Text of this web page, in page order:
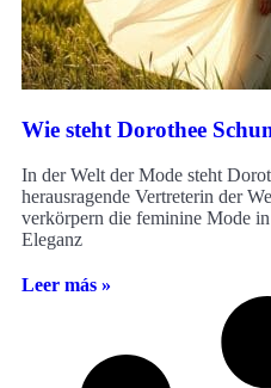
Wie steht Dorothee
In der Welt der Mode steht
herausragende Vertreterin der
verkörpern die feminine Mode
Eleganz
Leer más »